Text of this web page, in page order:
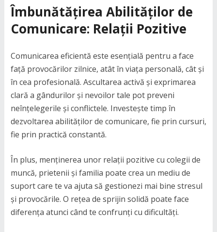
Îmbunătățirea Abilităților de
Comunicare: Relații Pozitive
Comunicarea eficientă este esențială pentru a face
față provocărilor zilnice, atât în viața personală, cât și
în cea profesională. Ascultarea activă și exprimarea
clară a gândurilor și nevoilor tale pot preveni
neînțelegerile și conflictele. Investește timp în
dezvoltarea abilităților de comunicare, fie prin cursuri,
fie prin practică constantă.
În plus, menținerea unor relații pozitive cu colegii de
muncă, prietenii și familia poate crea un mediu de
suport care te va ajuta să gestionezi mai bine stresul
și provocările. O rețea de sprijin solidă poate face
diferența atunci când te confrunți cu dificultăți.